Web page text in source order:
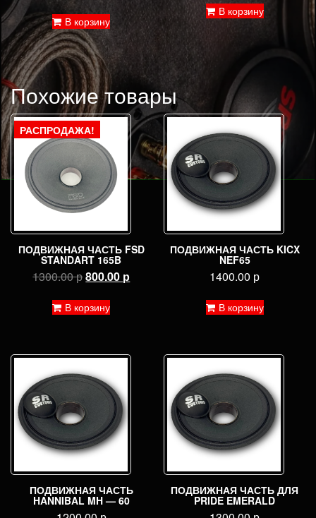
В корзину
В корзину
Похожие товары
РАСПРОДАЖА!
ПОДВИЖНАЯ ЧАСТЬ FSD
STANDART 165B
1300.00рПервоначальная
составляла
800.00 рТекущая
В корзину
ПОДВИЖНАЯ ЧАСТЬ KICX
NEF65
1400.00 р
В корзину
ПОДВИЖНАЯ ЧАСТЬ
HANNIBAL MH — 60
ПОДВИЖНАЯ ЧАСТЬ ДЛЯ
PRIDE EMERALD